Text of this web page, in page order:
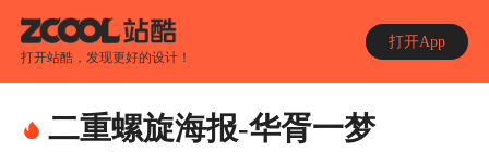
打开站酷，发现更好的设计！
打开App
二重螺旋海报-华胥一梦